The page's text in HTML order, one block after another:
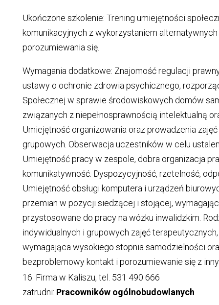
Ukończone szkolenie: Trening umiejętności
komunikacyjnych z wykorzystaniem
porozumiewania się.
Wymagania dodatkowe: Znajomość regulacji
ustawy o ochronie zdrowia psychicznego,
Społecznej w sprawie środowiskowych domów
związanych z niepełnosprawnością intelektualną
Umiejętność organizowania oraz prowadzenia
grupowych. Obserwacja uczestników w celu
Umiejętność pracy w zespole, dobra organizacja
komunikatywność. Dyspozycyjność, rzetelność,
Umiejętność obsługi komputera i urządzeń
przemian w pozycji siedzącej i stojącej,
przystosowane do pracy na wózku inwalidzkim.
indywidualnych i grupowych zajęć
wymagająca wysokiego stopnia samodzielności
bezproblemowy kontakt i porozumiewanie się z
16. Firma w Kaliszu, tel. 531 490 666
zatrudni: Pracowników ogólnobudowlanych